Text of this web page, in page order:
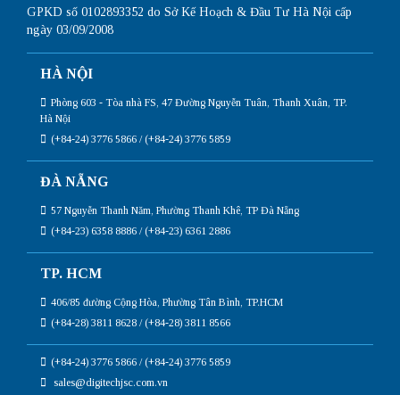
GPKD số 0102893352 do Sở Kế Hoạch & Đầu Tư Hà Nội cấp
ngày 03/09/2008
HÀ NỘI
Phòng 603 - Tòa nhà FS, 47 Đường Nguyễn Tuân, Thanh Xuân, TP.
Hà Nội
(+84-24) 3776 5866 / (+84-24) 3776 5859
ĐÀ NẴNG
57 Nguyễn Thanh Năm, Phường Thanh Khê, TP Đà Nẵng
(+84-23) 6358 8886 / (+84-23) 6361 2886
TP. HCM
406/85 đường Cộng Hòa, Phường Tân Bình, TP.HCM
(+84-28) 3811 8628 / (+84-28) 3811 8566
(+84-24) 3776 5866 / (+84-24) 3776 5859
sales@digitechjsc.com.vn